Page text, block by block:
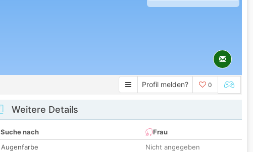
Profil melden? 0
Weitere Details
Suche nach
Frau
Augenfarbe
Nicht angegeben